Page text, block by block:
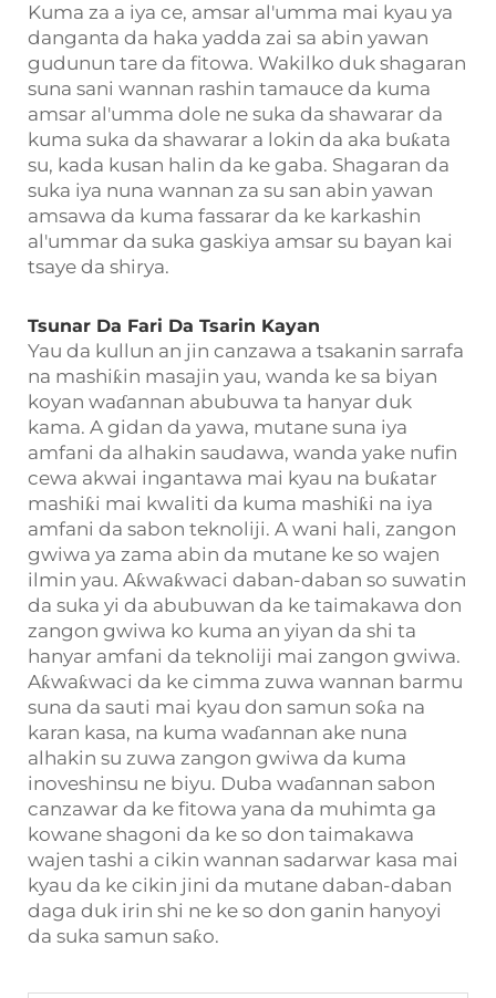
Kuma za a iya ce, amsar al'umma mai kyau ya
danganta da haka yadda zai sa abin yawan
gudunun tare da fitowa. Wakilko duk shagaran
suna sani wannan rashin tamauce da kuma
amsar al'umma dole ne suka da shawarar da
kuma suka da shawarar a lokin da aka buƙata
su, kada kusan halin da ke gaba. Shagaran da
suka iya nuna wannan za su san abin yawan
amsawa da kuma fassarar da ke karkashin
al'ummar da suka gaskiya amsar su bayan kai
tsaye da shirya.
Tsunar Da Fari Da Tsarin Kayan
Yau da kullun an jin canzawa a tsakanin sarrafa
na mashiƙin masajin yau, wanda ke sa biyan
koyan waɗannan abubuwa ta hanyar duk
kama. A gidan da yawa, mutane suna iya
amfani da alhakin saudawa, wanda yake nufin
cewa akwai ingantawa mai kyau na buƙatar
mashiƙi mai kwaliti da kuma mashiƙi na iya
amfani da sabon teknoliji. A wani hali, zangon
gwiwa ya zama abin da mutane ke so wajen
ilmin yau. Aƙwaƙwaci daban-daban so suwatin
da suka yi da abubuwan da ke taimakawa don
zangon gwiwa ko kuma an yiyan da shi ta
hanyar amfani da teknoliji mai zangon gwiwa.
Aƙwaƙwaci da ke cimma zuwa wannan barmu
suna da sauti mai kyau don samun soƙa na
karan kasa, na kuma waɗannan ake nuna
alhakin su zuwa zangon gwiwa da kuma
inoveshinsu ne biyu. Duba waɗannan sabon
canzawar da ke fitowa yana da muhimta ga
kowane shagoni da ke so don taimakawa
wajen tashi a cikin wannan sadarwar kasa mai
kyau da ke cikin jini da mutane daban-daban
daga duk irin shi ne ke so don ganin hanyoyi
da suka samun saƙo.